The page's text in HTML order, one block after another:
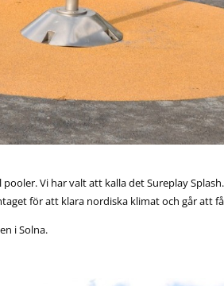
Vi har valt att kalla det Sureplay
för att klara nordiska klimat och går att få
i Solna.